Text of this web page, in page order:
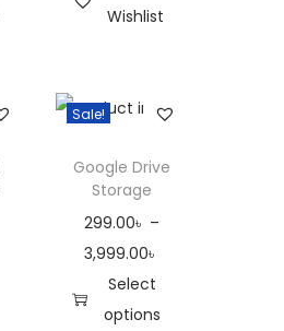
Wishlist
Sale!
Google Drive
Storage
299.00৳ –
3,999.00৳
Select
options